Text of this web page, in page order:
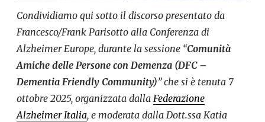
Condividiamo qui sotto il discorso presentato da
Francesco/Frank Parisotto alla Conferenza di
Alzheimer Europe, durante la sessione “Comunità
Amiche delle Persone con Demenza (DFC –
Dementia Friendly Community)” che si è tenuta 7
ottobre 2025, organizzata dalla Federazione
Alzheimer Italia, e moderata dalla Dott.ssa Katia